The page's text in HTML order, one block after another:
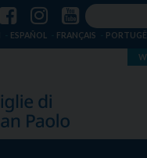
ESPAÑOL FRANÇAIS